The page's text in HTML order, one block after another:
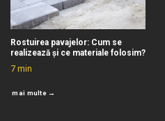
Rostuirea pavajelor: Cum se
realizează și ce materiale folosim?
7min
mai multe →